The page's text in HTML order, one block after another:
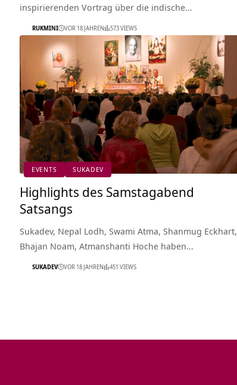
inspirierenden Vortrag über die indische…
RUKMINI VOR 18 JAHREN 573 VIEWS
EVENTS SUKADEV
Highlights des Samstagabend
Satsangs
Sukadev, Nepal Lodh, Swami Atma, Shanmug Eckhart,
Bhajan Noam, Atmanshanti Hoche haben…
SUKADEV VOR 18 JAHREN 451 VIEWS